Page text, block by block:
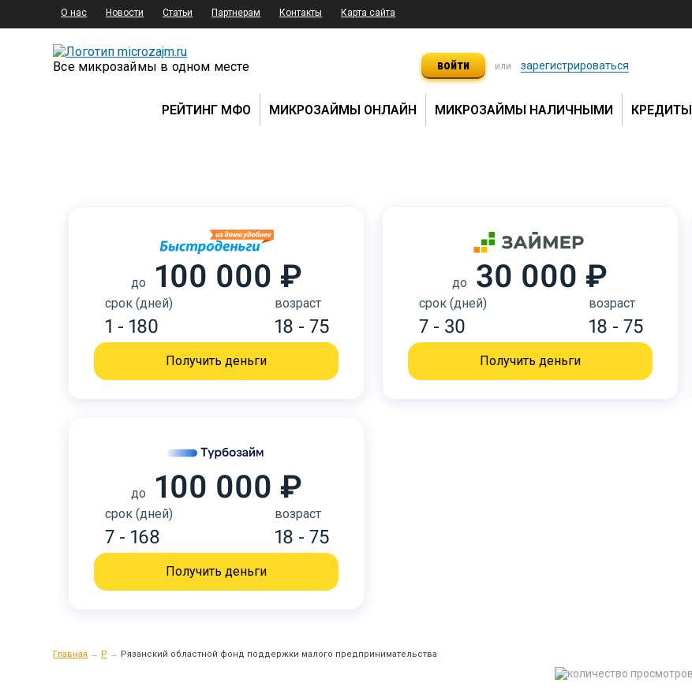
О нас Новости Статьи Партнерам Контакты Карта сайта
Все микрозаймы в одном месте войти или зарегистрироваться
РЕЙТИНГ МФО МИКРОЗАЙМЫ ОНЛАЙН МИКРОЗАЙМЫ НАЛИЧНЫМИ КРЕДИТЫ
до 100 000 ₽
срок (дней)
1 - 180
возраст
18 - 75
Получить деньги
до 30 000 ₽
срок (дней)
7 - 30
возраст
18 - 75
Получить деньги
до 100 000 ₽
срок (дней)
7 - 168
возраст
18 - 75
Получить деньги
Главная → Р → Рязанский областной фонд поддержки малого предпринимательства